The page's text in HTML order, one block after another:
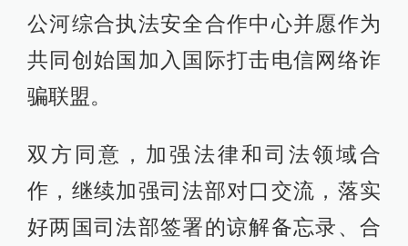
公河综合执法安全合作中心并愿作为
共同创始国加入国际打击电信网络诈
骗联盟。
双方同意，加强法律和司法领域合
作，继续加强司法部对口交流，落实
好两国司法部签署的谅解备忘录、合